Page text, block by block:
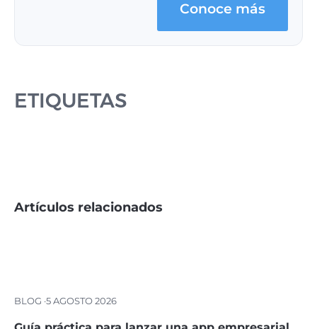
Conoce más
ETIQUETAS
Artículos relacionados
BLOG ·5 AGOSTO 2026